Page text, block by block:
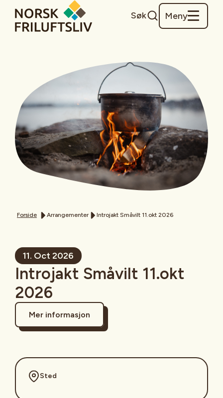
Søk Meny
Forside Arrangementer Introjakt Småvilt 11.okt 2026
11. Oct 2026
Introjakt Småvilt 11.okt
2026
Mer informasjon
Sted